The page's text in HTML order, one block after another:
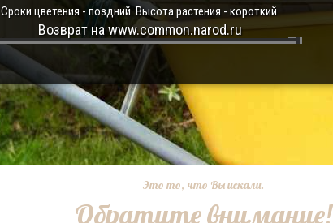
Сроки цветения - поздний. Высота растения - короткий.
Возврат на www.common.narod.ru
Это то, что Вы искали.
Обратите внимание!